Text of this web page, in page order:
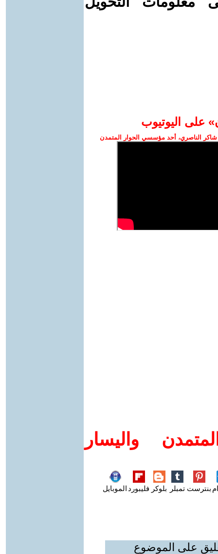
على اليوتيوب
الناصري، أحد مؤسسي الحوار المتمدن
واليسار
بنترست تمبلر بلوكر فليبورد الموبايل
على الموضوع